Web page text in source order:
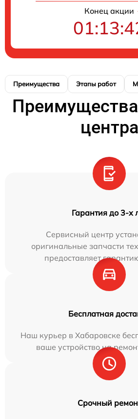
Конец акции
Преимущества Этапы работ
центра
Гарантия до 3-х
Сервисный центр
оригинальные запчасти
предоставляет
Бесплатная
Наш курьер в Хабаровске
ваше устройство на
Срочный